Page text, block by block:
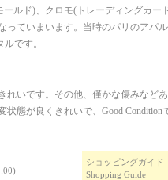
ルド)、クロモ(トレーディングカー
っていまいます。当時のパリのアパ
です。
れいです。その他、僅かな傷みなど
態が良くきれいで、Good Condition
ショッピングガイド
Shopping Guide